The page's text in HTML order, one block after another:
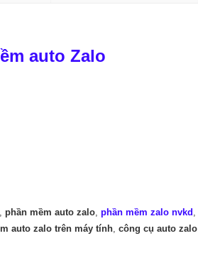
auto Zalo
phần mềm auto zalo, phần mềm zalo nvkd ,
auto zalo trên máy tính, công cụ auto zalo